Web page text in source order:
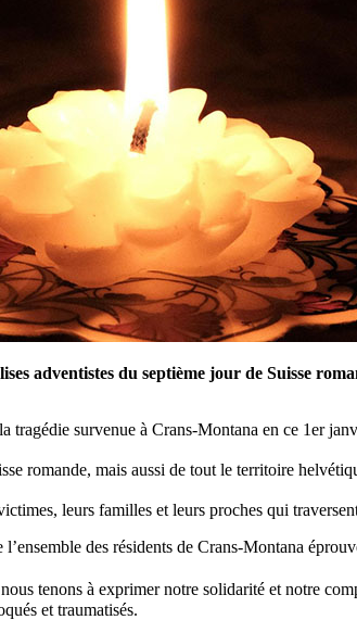
adventistes du septième jour de Suisse
tragédie survenue à Crans-Montana en ce 1er
romande, mais aussi de tout le territoire
leurs familles et leurs proches qui
des résidents de Crans-Montana
tenons à exprimer notre solidarité et notre
et traumatisés.